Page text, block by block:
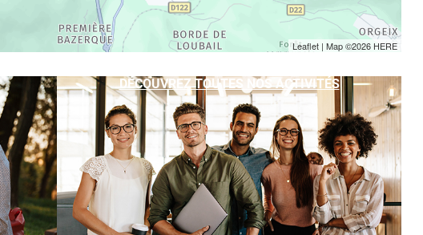
Leaflet | Map ©2026HERE
DÉCOUVREZ TOUTES NOS ACTIVITÉS